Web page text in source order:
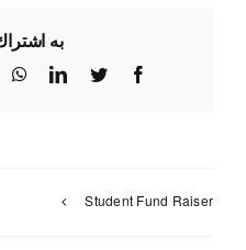
به
Facebook
Twitter
Student Fund Raiser